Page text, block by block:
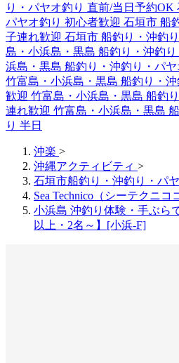
り・パヤオ釣り 直前/当日予約OK
パヤオ釣り 初心者歓迎 石垣市 船
子連れ歓迎 石垣市 船釣り・沖釣
島・小浜島・黒島 船釣り・沖釣り
浜島・黒島 船釣り・沖釣り・パ
竹富島・小浜島・黒島 船釣り・
歓迎 竹富島・小浜島・黒島 船釣
連れ歓迎 竹富島・小浜島・黒島
り 半日
沖楽 >
沖縄アクティビティ >
石垣市船釣り・沖釣り・パ
Sea Technico（シーテクニコ
小浜島 沖釣り体験・手ぶら
以上・2名～】[小浜-F]